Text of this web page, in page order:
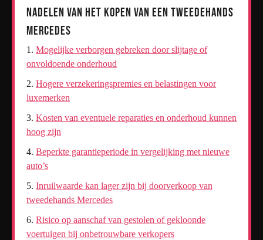
Nadelen van het Kopen van een Tweedehands
Mercedes
Mogelijke verborgen gebreken door slijtage of
onvoldoende onderhoud
Hogere verzekeringspremies en belastingen voor
luxemerken
Kosten van eventuele reparaties en onderhoud kunnen
hoog zijn
Beperkte garantieperiode in vergelijking met nieuwe
auto’s
Inruilwaarde kan lager zijn bij doorverkoop van
tweedehands Mercedes
Risico op aanschaf van gestolen of gekloonde
voertuigen bij onbetrouwbare verkopers